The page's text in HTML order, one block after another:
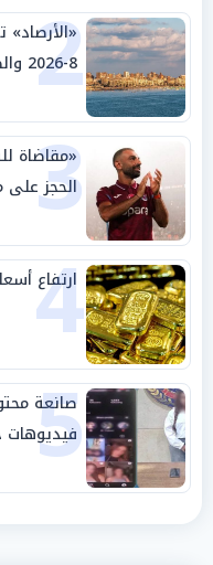
2
8-2026 والظواهر الجوية
3
«مقاضاة
الحجز
4
ارتفاع
5
صانعة
فيديوهات